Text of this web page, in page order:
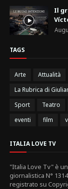
Il
TAGS
Arte Attualità
La Rubrica di
Sport
Teatro
eventi
film
ITALIA LOVE TV
"Italia Love Tv" è
giornalistica N°
registrato su